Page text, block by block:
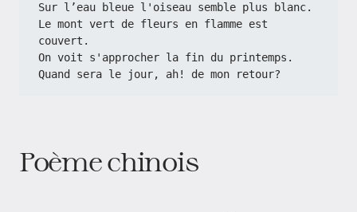
Sur l’eau bleue l'oiseau semble plus blanc.
Le mont vert de fleurs en flamme est
couvert.
On voit s'approcher la fin du printemps.
Quand sera le jour, ah! de mon retour?
Poème chinois